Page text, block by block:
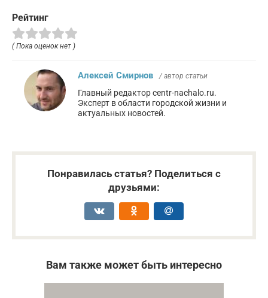
Рейтинг
( Пока оценок нет )
Алексей Смирнов / автор статьи
Главный редактор centr-nachalo.ru.
Эксперт в области городской жизни и
актуальных новостей.
Понравилась статья? Поделиться с
друзьями:
Вам также может быть интересно